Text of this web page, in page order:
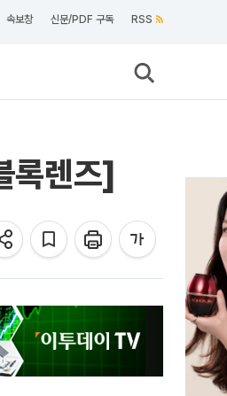
속보창 신문/PDF 구독 RSS
록렌즈]